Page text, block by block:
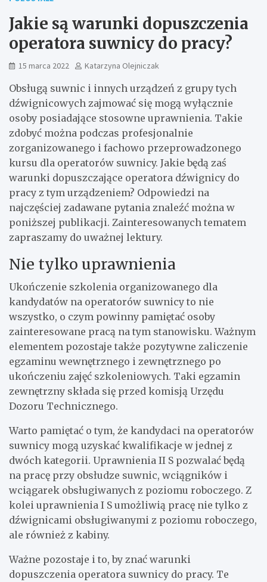
Jakie są warunki dopuszczenia
operatora suwnicy do pracy?
15 marca 2022 Katarzyna Olejniczak
Obsługą suwnic i innych urządzeń z grupy tych
dźwignicowych zajmować się mogą wyłącznie
osoby posiadające stosowne uprawnienia. Takie
zdobyć można podczas profesjonalnie
zorganizowanego i fachowo przeprowadzonego
kursu dla operatorów suwnicy. Jakie będą zaś
warunki dopuszczające operatora dźwignicy do
pracy z tym urządzeniem? Odpowiedzi na
najczęściej zadawane pytania znaleźć można w
poniższej publikacji. Zainteresowanych tematem
zapraszamy do uważnej lektury.
Nie tylko uprawnienia
Ukończenie szkolenia organizowanego dla
kandydatów na operatorów suwnicy to nie
wszystko, o czym powinny pamiętać osoby
zainteresowane pracą na tym stanowisku. Ważnym
elementem pozostaje także pozytywne zaliczenie
egzaminu wewnętrznego i zewnętrznego po
ukończeniu zajęć szkoleniowych. Taki egzamin
zewnętrzny składa się przed komisją Urzędu
Dozoru Technicznego.
Warto pamiętać o tym, że kandydaci na operatorów
suwnicy mogą uzyskać kwalifikacje w jednej z
dwóch kategorii. Uprawnienia II S pozwalać będą
na pracę przy obsłudze suwnic, wciągników i
wciągarek obsługiwanych z poziomu roboczego. Z
kolei uprawnienia I S umożliwią pracę nie tylko z
dźwignicami obsługiwanymi z poziomu roboczego,
ale również z kabiny.
Ważne pozostaje i to, by znać warunki
dopuszczenia operatora suwnicy do pracy. Te